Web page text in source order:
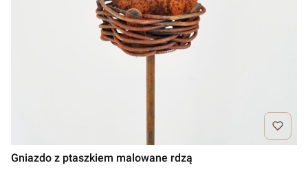
Gniazdo z ptaszkiem malowane rdzą